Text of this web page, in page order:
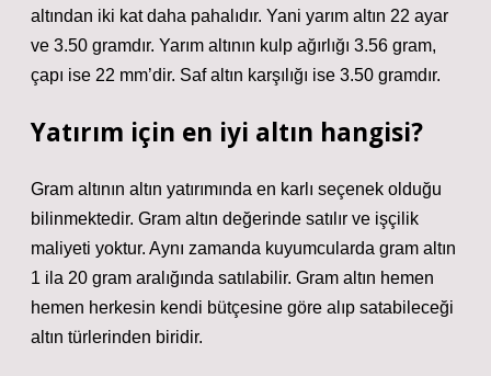
altından iki kat daha pahalıdır. Yani yarım altın 22 ayar
ve 3.50 gramdır. Yarım altının kulp ağırlığı 3.56 gram,
çapı ise 22 mm’dir. Saf altın karşılığı ise 3.50 gramdır.
Yatırım için en iyi altın hangisi?
Gram altının altın yatırımında en karlı seçenek olduğu
bilinmektedir. Gram altın değerinde satılır ve işçilik
maliyeti yoktur. Aynı zamanda kuyumcularda gram altın
1 ila 20 gram aralığında satılabilir. Gram altın hemen
hemen herkesin kendi bütçesine göre alıp satabileceği
altın türlerinden biridir.